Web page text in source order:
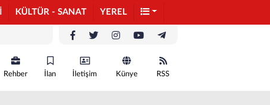
KÜLTÜR - SANAT YEREL
Rehber İlan İletişim Künye RSS